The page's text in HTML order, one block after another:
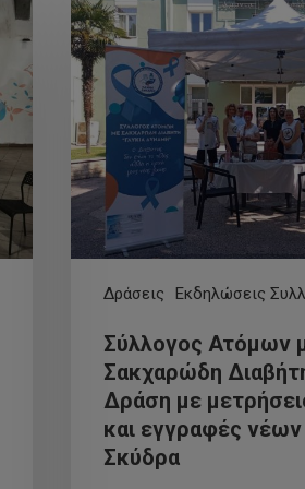
Δράσεις Εκδηλώσεις
Σύλλογος Ατόμων
Σακχαρώδη
Δράση με
και εγγραφές
Σκύδρα